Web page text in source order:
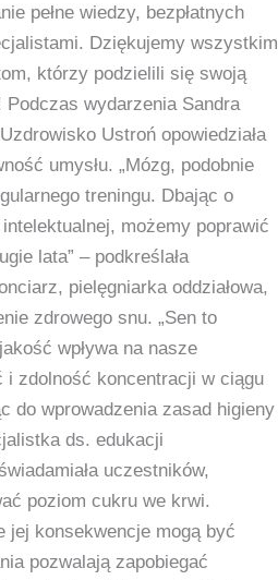
pełne wiedzy, bezpłatnych
Dziękujemy wszystkim
którzy podzielili się swoją
wydarzenia Sandra
Ustroń opowiedziała
umysłu. „Mózg, podobnie
treningu. Dbając o
możemy poprawić
lata” – podkreślała
pielęgniarka oddziałowa,
zdrowego snu. „Sen to
wpływa na nasze
i zdolność koncentracji w ciągu
do wprowadzenia zasad higieny
ds. edukacji
uczestników,
poziom cukru we krwi.
jej konsekwencje mogą być
pozwalają zapobiegać